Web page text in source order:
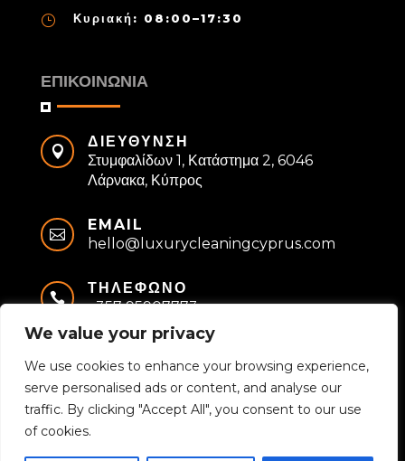
We value your privacy
We use cookies to enhance your browsing experience,
serve personalised ads or content, and analyse our
traffic. By clicking "Accept All", you consent to our use
of cookies.
} Κυριακή: 08:00–17:30
ΕΠΙΚΟΙΝΩΝΙΑ

ΔΙΕΥΘΥΝΣΗ
Στυμφαλίδων 1, Κατάστημα 2, 6046
Λάρνακα, Κύπρος

EMAIL
hello@luxurycleaningcyprus.com

ΤΗΛΕΦΩΝΟ
+357 95907773
Privacy Policy |Terms & Conditions |
Cookies
Policy
©2025-2026 | Powered &Web DesignbyOncyprus